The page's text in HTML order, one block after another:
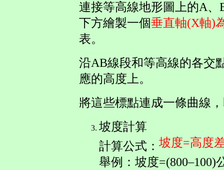
連接等高線地形圖上的A
下方繪製一個垂直軸(X軸)
表。
沿AB線段和等高線的各交
應的高度上。
將這些標點連成一條曲線
坡度計算
計算公式： 坡度=高度
舉例：坡度=(800–100)